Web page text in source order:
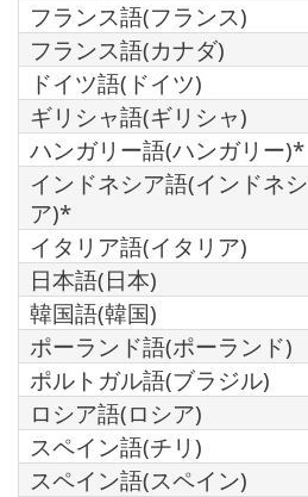
フランス語(フランス)
フランス語(カナダ)
ドイツ語(ドイツ)
ギリシャ語(ギリシャ)
ハンガリー語(ハンガリー)*
インドネシア語(インドネシ
ア)*
イタリア語(イタリア)
日本語(日本)
韓国語(韓国)
ポーランド語(ポーランド)
ポルトガル語(ブラジル)
ロシア語(ロシア)
スペイン語(チリ)
スペイン語(スペイン)